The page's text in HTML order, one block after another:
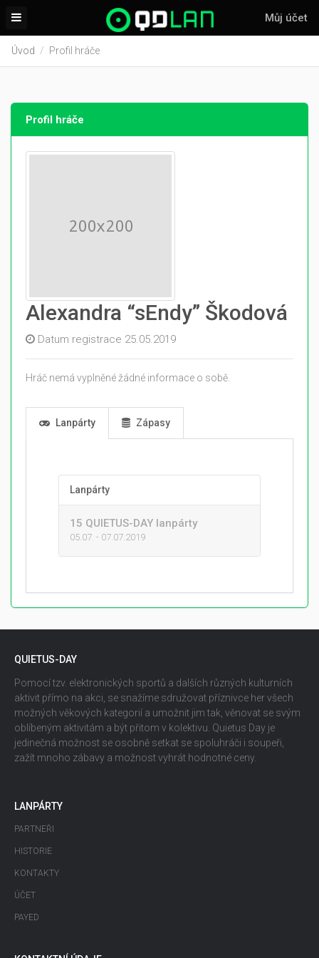
Můj účet
Úvod Profil hráče
Profil hráče
Alexandra “sEndy” Škodová
Datum registrace 25.05.2019
Hráč nemá vyplněné žádné informace o sobě.
Lanpárty Zápasy
Lanpárty
15 QUIETUS-DAY lanpárty
05.07. - 07.07.2019
QUIETUS-DAY
Pomocí tzv. elektronických sportů a dalších různých kulturních
aktivit přímo na akci, se snažíme sdružovat příznivce her všech
možných věkových kategorií a umožnit jim tak, věnovat se svým
oblíbeným aktivitám a být přitom v kolektivu. Quietus Day je
jedinečná možnost se osobně setkat se spoluhráči i soupeři,
zažít mnoho zábavy a možnost vyhrát hodnotné ceny.
LANPÁRTY
PARTNEŘI
HISTORIE
KONTAKTY
ÚČET
PAYED